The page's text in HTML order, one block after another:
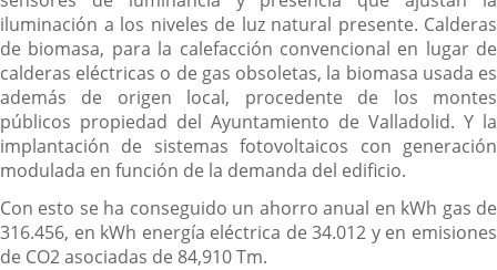
iluminación a los niveles de luz natural presente. Calderas
de biomasa, para la calefacción convencional en lugar de
calderas eléctricas o de gas obsoletas, la biomasa usada es
además de origen local, procedente de los montes
públicos propiedad del Ayuntamiento de Valladolid. Y la
implantación de sistemas fotovoltaicos con generación
modulada en función de la demanda del edificio.
Con esto se ha conseguido un ahorro anual en kWh gas de
316.456, en kWh energía eléctrica de 34.012 y en emisiones
de CO2 asociadas de 84,910 Tm.